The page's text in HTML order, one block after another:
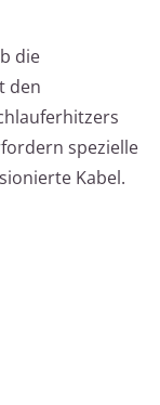
die
den
spezielle
Kabel.